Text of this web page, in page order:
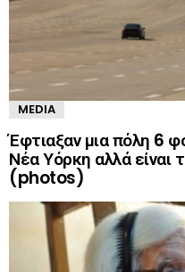
MEDIA
Έφτιαξαν μια πόλη 6
Νέα Υόρκη αλλά είναι
(photos)